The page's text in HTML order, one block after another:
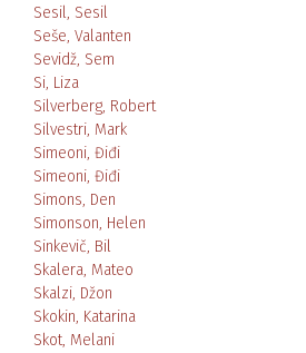
Sesil, Sesil
Seše, Valanten
Sevidž, Sem
Si, Liza
Silverberg, Robert
Silvestri, Mark
Simeoni, Điđi
Simeoni, Điđi
Simons, Den
Simonson, Helen
Sinkevič, Bil
Skalera, Mateo
Skalzi, Džon
Skokin, Katarina
Skot, Melani